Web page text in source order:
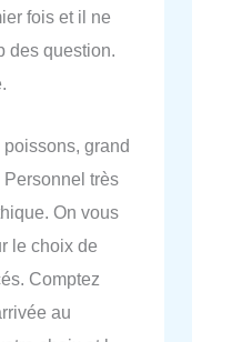
fois et il ne
des question.
grand
très
On vous
le choix de
Comptez
au